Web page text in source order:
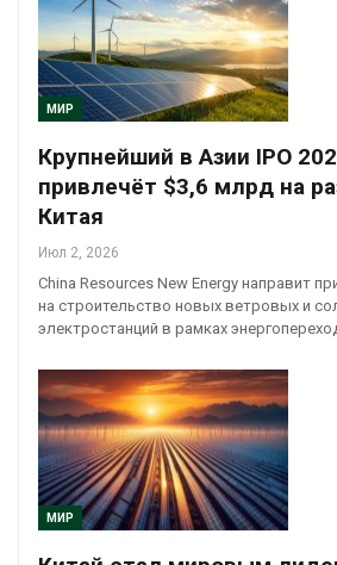
МИР
Крупнейший в Азии IPO
привлечёт $3,6 млрд на
Китая
Июл 2, 2026
China Resources New Energy направит
на строительство новых ветровых и
электростанций в рамках
МИР